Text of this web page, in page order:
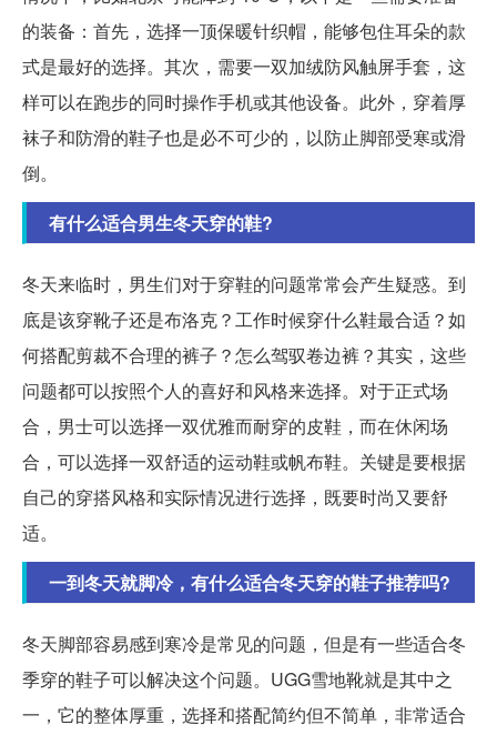
的装备：首先，选择一顶保暖针织帽，能够包住耳朵的款
式是最好的选择。其次，需要一双加绒防风触屏手套，这
样可以在跑步的同时操作手机或其他设备。此外，穿着厚
袜子和防滑的鞋子也是必不可少的，以防止脚部受寒或滑
倒。
有什么适合男生冬天穿的鞋?
冬天来临时，男生们对于穿鞋的问题常常会产生疑惑。到
底是该穿靴子还是布洛克？工作时候穿什么鞋最合适？如
何搭配剪裁不合理的裤子？怎么驾驭卷边裤？其实，这些
问题都可以按照个人的喜好和风格来选择。对于正式场
合，男士可以选择一双优雅而耐穿的皮鞋，而在休闲场
合，可以选择一双舒适的运动鞋或帆布鞋。关键是要根据
自己的穿搭风格和实际情况进行选择，既要时尚又要舒
适。
一到冬天就脚冷，有什么适合冬天穿的鞋子推荐吗?
冬天脚部容易感到寒冷是常见的问题，但是有一些适合冬
季穿的鞋子可以解决这个问题。UGG雪地靴就是其中之
一，它的整体厚重，选择和搭配简约但不简单，非常适合